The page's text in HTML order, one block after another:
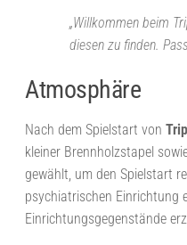
„Willkommen beim
diesen zu finden.
Atmosphäre
Nach dem Spielstart von
kleiner Brennholzstapel
gewählt, um den Spielstart
psychiatrischen Einrichtung
Einrichtungsgegenstände